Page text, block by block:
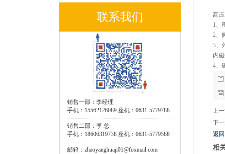
联系我们
销售一部：李经理
手机：15562126089 座机：0631-5779788
销售二部：李 总
手机：18606319738 座机：0631-5779588
邮箱：zhaoyanghuaji01@foxmail.com
高
1、
2、
3、
内
4、
上一
下一
返回
相